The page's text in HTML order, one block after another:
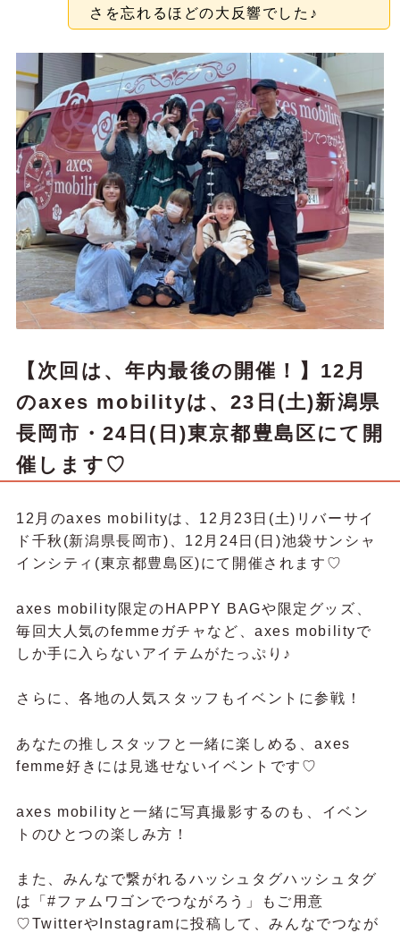
さを忘れるほどの大反響でした♪
【次回は、年内最後の開催！】12月
のaxes mobilityは、23日(土)新潟県
長岡市・24日(日)東京都豊島区にて開
催します♡
12月のaxes mobilityは、12月23日(土)リバーサイ
ド千秋(新潟県長岡市)、12月24日(日)池袋サンシャ
インシティ(東京都豊島区)にて開催されます♡
axes mobility限定のHAPPY BAGや限定グッズ、
毎回大人気のfemmeガチャなど、axes mobilityで
しか手に入らないアイテムがたっぷり♪
さらに、各地の人気スタッフもイベントに参戦！
あなたの推しスタッフと一緒に楽しめる、axes
femme好きには見逃せないイベントです♡
axes mobilityと一緒に写真撮影するのも、イベン
トのひとつの楽しみ方！
また、みんなで繋がれるハッシュタグハッシュタグ
は「#ファムワゴンでつながろう」もご用意
♡TwitterやInstagramに投稿して、みんなでつなが